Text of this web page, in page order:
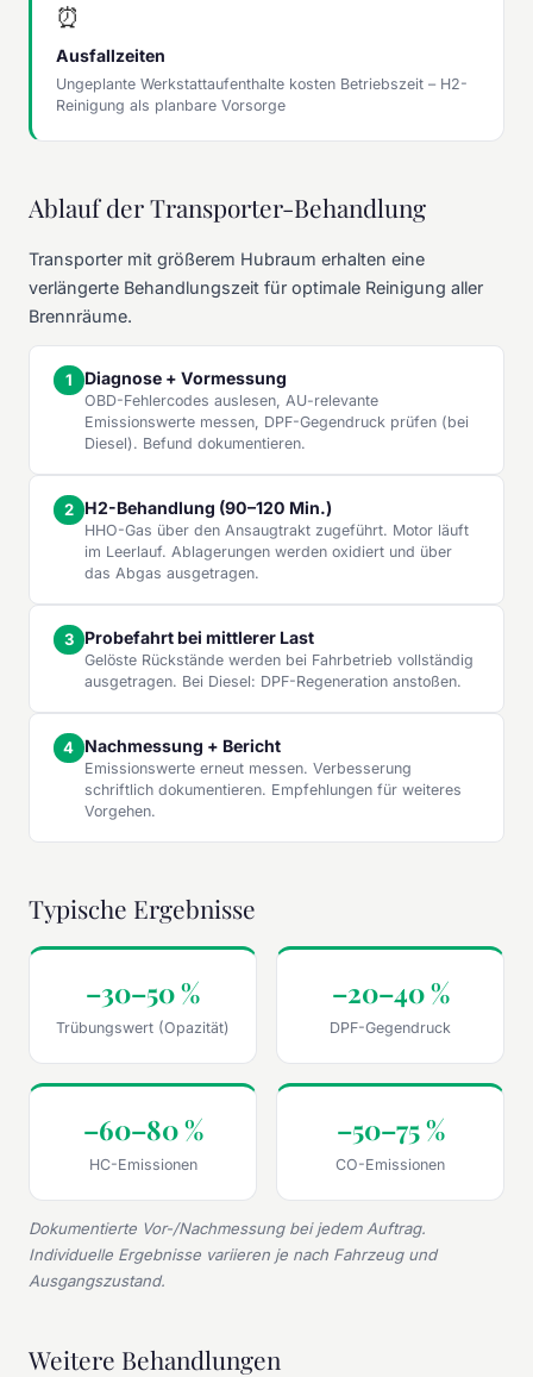
⏰
Ausfallzeiten
Ungeplante Werkstattaufenthalte kosten Betriebszeit – H2-
Reinigung als planbare Vorsorge
Ablauf der Transporter-Behandlung
Transporter mit größerem Hubraum erhalten eine
verlängerte Behandlungszeit für optimale Reinigung aller
Brennräume.
Diagnose + Vormessung
OBD-Fehlercodes auslesen, AU-relevante
Emissionswerte messen, DPF-Gegendruck prüfen (bei
Diesel). Befund dokumentieren.
H2-Behandlung (90–120 Min.)
HHO-Gas über den Ansaugtrakt zugeführt. Motor läuft
im Leerlauf. Ablagerungen werden oxidiert und über
das Abgas ausgetragen.
Probefahrt bei mittlerer Last
Gelöste Rückstände werden bei Fahrbetrieb vollständig
ausgetragen. Bei Diesel: DPF-Regeneration anstoßen.
Nachmessung + Bericht
Emissionswerte erneut messen. Verbesserung
schriftlich dokumentieren. Empfehlungen für weiteres
Vorgehen.
Typische Ergebnisse
–30–50 %
Trübungswert (Opazität)
–20–40 %
DPF-Gegendruck
–60–80 %
HC-Emissionen
–50–75 %
CO-Emissionen
Dokumentierte Vor-/Nachmessung bei jedem Auftrag.
Individuelle Ergebnisse variieren je nach Fahrzeug und
Ausgangszustand.
Weitere Behandlungen